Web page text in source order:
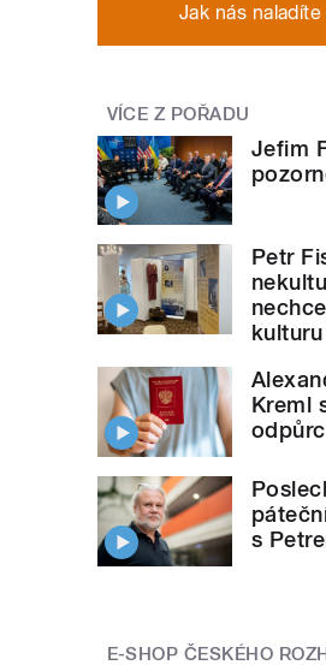
Jak nás naladíte
VÍCE Z POŘADU
Jefim
Petr
Kreml
s
E-SHOP ČESKÉHO